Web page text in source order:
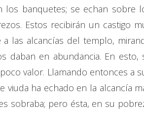
banquetes; se echan sobre
Estos recibirán un castigo
a las alcancías del templo,
daban en abundancia. En esto,
valor. Llamando entonces a
viuda ha echado en la alcancía
sobraba; pero ésta, en su